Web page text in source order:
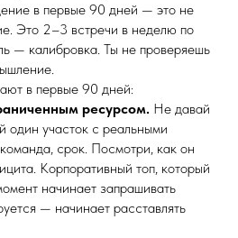
в первые 90 дней — это не
Это 2–3 встречи в неделю по
— калибровка. Ты не проверяешь
в первые 90 дней:
ресурсом. Не давай
один участок с реальными
срок. Посмотри, как он
Корпоративный топ, который
начинает запрашивать
— начинает расставлять